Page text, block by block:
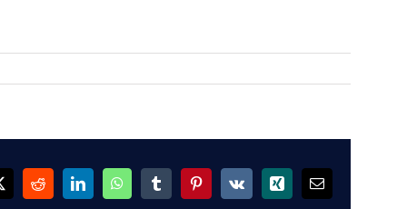
RedditLinkedInWhatsAppTumblrPinterest
Vk Xing Email